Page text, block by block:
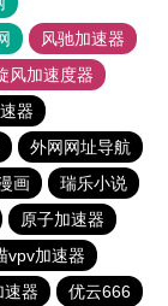
风驰加速器
风加速度器
器
外网网址导航
画
瑞乐小说
原子加速器
vpv加速器
速器 优云666